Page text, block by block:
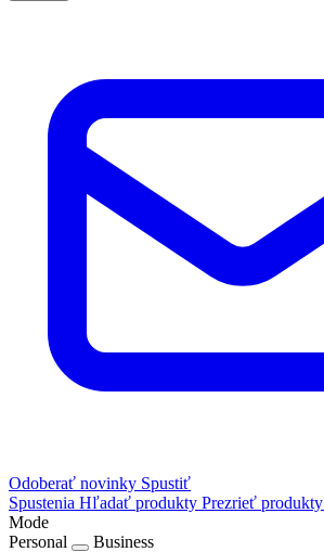
Odoberať novinky Spustiť
Spustenia Hľadať produkty Prezrieť produkty
Mode
Personal
Business